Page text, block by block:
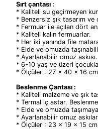
Sırt çantası :
* Kaliteli su geçirmeyen
* Benzersiz şık tasarım ve
* Fermuar ile açılan dört
* Kaliteli kalın fermuarlar.
* Her iki yanında file
* Elde ve omuzda
* Ayarlanabilir omuz askısı.
* 6-10 yaş ve üzeri
* Ölçüler : 27 x 40 x 16 cm
Beslenme Çantası :
* Kaliteli malzeme ve şık
* Termal iç astar.
* Elde ve omuzda
* Ayarlanabilir omuz
* Ölçüler : 23 x 19 x 15 cm